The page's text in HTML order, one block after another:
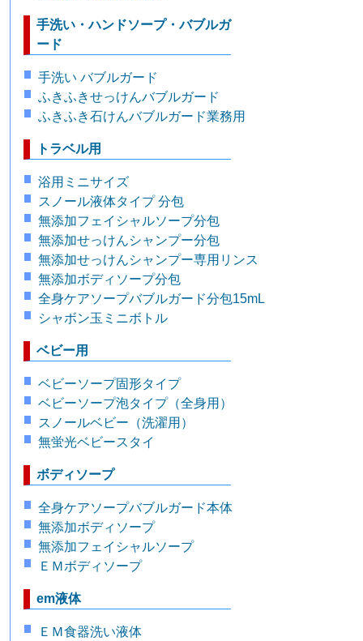
手洗い・ハンドソープ・バブルガ
ード
手洗い バブルガード
ふきふきせっけんバブルガード
ふきふき石けんバブルガード業務用
トラベル用
浴用ミニサイズ
スノール液体タイプ 分包
無添加フェイシャルソープ分包
無添加せっけんシャンプー分包
無添加せっけんシャンプー専用リンス
無添加ボディソープ分包
全身ケアソープバブルガード分包15mL
シャボン玉ミニボトル
ベビー用
ベビーソープ固形タイプ
ベビーソープ泡タイプ（全身用）
スノールベビー（洗濯用）
無蛍光ベビースタイ
ボディソープ
全身ケアソープバブルガード本体
無添加ボディソープ
無添加フェイシャルソープ
ＥＭボディソープ
em液体
ＥＭ食器洗い液体